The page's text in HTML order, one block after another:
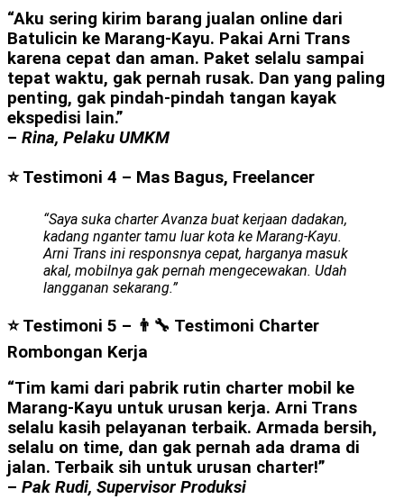
“Aku sering kirim barang jualan online dari
Batulicin ke Marang-Kayu. Pakai Arni Trans
karena cepat dan aman. Paket selalu sampai
tepat waktu, gak pernah rusak. Dan yang paling
penting, gak pindah-pindah tangan kayak
ekspedisi lain.”
– Rina, Pelaku UMKM
⭐ Testimoni 4 – Mas Bagus, Freelancer
“Saya suka charter Avanza buat kerjaan dadakan,
kadang nganter tamu luar kota ke Marang-Kayu.
Arni Trans ini responsnya cepat, harganya masuk
akal, mobilnya gak pernah mengecewakan. Udah
langganan sekarang.”
⭐ Testimoni 5 – 👨‍🔧 Testimoni Charter
Rombongan Kerja
“Tim kami dari pabrik rutin charter mobil ke
Marang-Kayu untuk urusan kerja. Arni Trans
selalu kasih pelayanan terbaik. Armada bersih,
selalu on time, dan gak pernah ada drama di
jalan. Terbaik sih untuk urusan charter!”
– Pak Rudi, Supervisor Produksi